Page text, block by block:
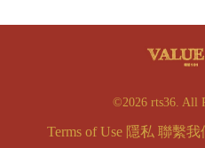
©2026 rts36. All
Terms of Use 隱私 聯繫我